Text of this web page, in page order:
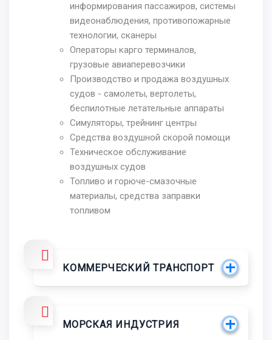
информирования пассажиров, системы
видеонаблюдения, противопожарные
технологии, сканеры
Операторы карго терминалов,
грузовые авиаперевозчики
Производство и продажа воздушных
судов - самолеты, вертолеты,
беспилотные летательные аппараты
Симуляторы, трейнинг центры
Средства воздушной скорой помощи
Техническое обслуживание
воздушных судов
Топливо и горюче-смазочные
материалы, средства заправки
топливом
КОММЕРЧЕСКИЙ ТРАНСПОРТ
МОРСКАЯ ИНДУСТРИЯ